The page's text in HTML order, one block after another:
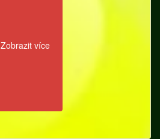
Zobrazit více